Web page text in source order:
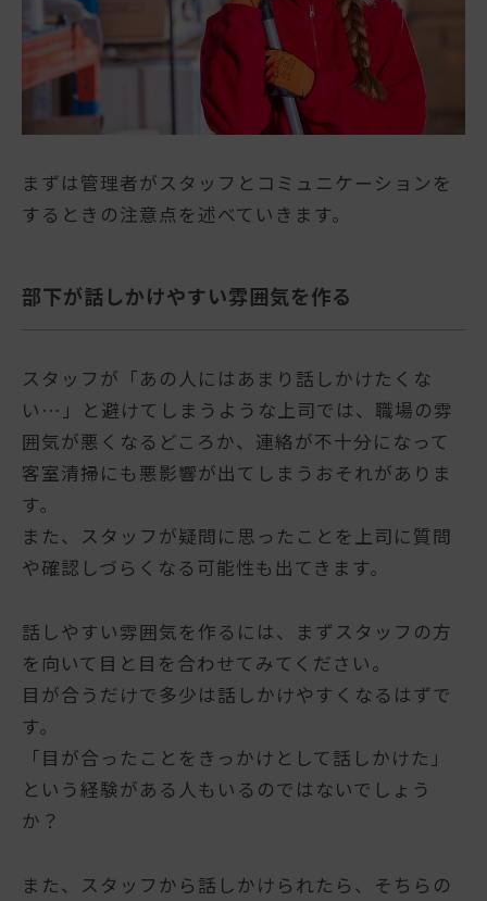
まずは管理者がスタッフとコミュニケーションを
するときの注意点を述べていきます。
部下が話しかけやすい雰囲気を作る
スタッフが「あの人にはあまり話しかけたくな
い…」と避けてしまうような上司では、職場の雰
囲気が悪くなるどころか、連絡が不十分になって
客室清掃にも悪影響が出てしまうおそれがありま
す。
また、スタッフが疑問に思ったことを上司に質問
や確認しづらくなる可能性も出てきます。
話しやすい雰囲気を作るには、まずスタッフの方
を向いて目と目を合わせてみてください。
目が合うだけで多少は話しかけやすくなるはずで
す。
「目が合ったことをきっかけとして話しかけた」
という経験がある人もいるのではないでしょう
か？
また、スタッフから話しかけられたら、そちらの